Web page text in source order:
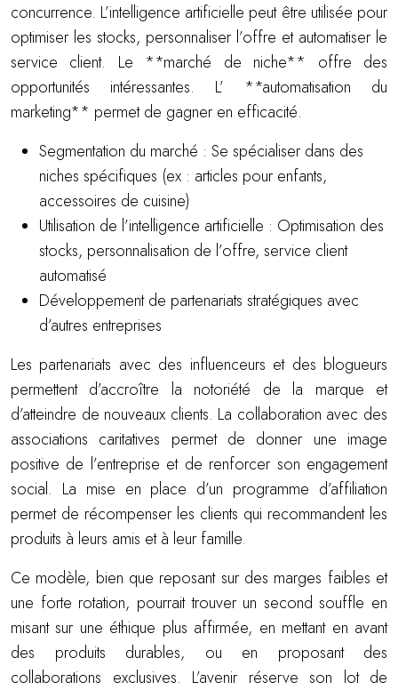
concurrence. L’intelligence artificielle peut être utilisée pour
optimiser les stocks, personnaliser l’offre et automatiser le
service client. Le **marché de niche** offre des
opportunités intéressantes. L’ **automatisation du
marketing** permet de gagner en efficacité.
Segmentation du marché : Se spécialiser dans des
niches spécifiques (ex : articles pour enfants,
accessoires de cuisine)
Utilisation de l’intelligence artificielle : Optimisation des
stocks, personnalisation de l’offre, service client
automatisé
Développement de partenariats stratégiques avec
d’autres entreprises
Les partenariats avec des influenceurs et des blogueurs
permettent d’accroître la notoriété de la marque et
d’atteindre de nouveaux clients. La collaboration avec des
associations caritatives permet de donner une image
positive de l’entreprise et de renforcer son engagement
social. La mise en place d’un programme d’affiliation
permet de récompenser les clients qui recommandent les
produits à leurs amis et à leur famille.
Ce modèle, bien que reposant sur des marges faibles et
une forte rotation, pourrait trouver un second souffle en
misant sur une éthique plus affirmée, en mettant en avant
des produits durables, ou en proposant des
collaborations exclusives. L’avenir réserve son lot de